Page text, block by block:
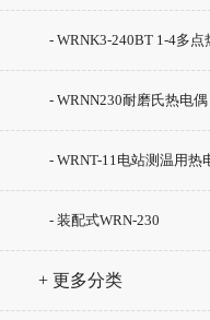
- WRNK3-240BT 1-4多点
- WRNN230耐磨氏热电偶
- WRNT-11电站测温用热
- 装配式WRN-230
+ 更多分类